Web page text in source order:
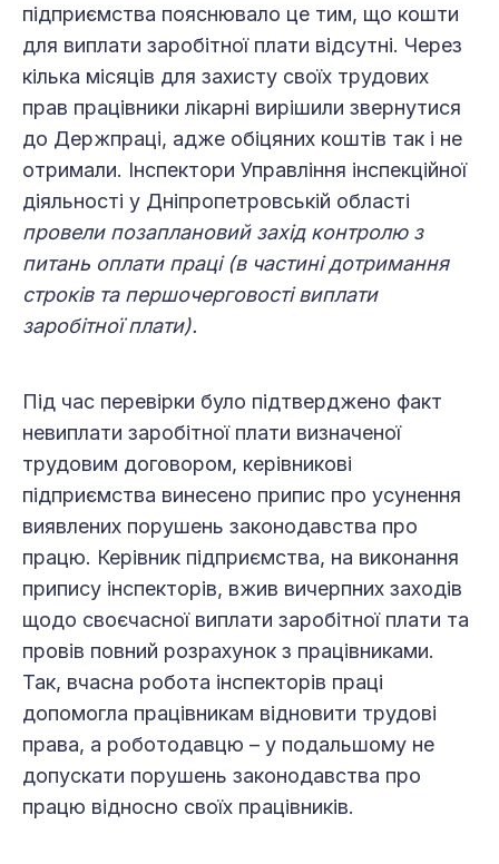
підприємства пояснювало це тим, що кошти
для виплати заробітної плати відсутні. Через
кілька місяців для захисту своїх трудових
прав працівники лікарні вирішили звернутися
до Держпраці, адже обіцяних коштів так і не
отримали. Інспектори Управління інспекційної
діяльності у Дніпропетровській області
провели позаплановий захід контролю з
питань оплати праці (в частині дотримання
строків та першочерговості виплати
заробітної плати).
Під час перевірки було підтверджено факт
невиплати заробітної плати визначеної
трудовим договором, керівникові
підприємства винесено припис про усунення
виявлених порушень законодавства про
працю. Керівник підприємства, на виконання
припису інспекторів, вжив вичерпних заходів
щодо своєчасної виплати заробітної плати та
провів повний розрахунок з працівниками.
Так, вчасна робота інспекторів праці
допомогла працівникам відновити трудові
права, а роботодавцю – у подальшому не
допускати порушень законодавства про
працю відносно своїх працівників.